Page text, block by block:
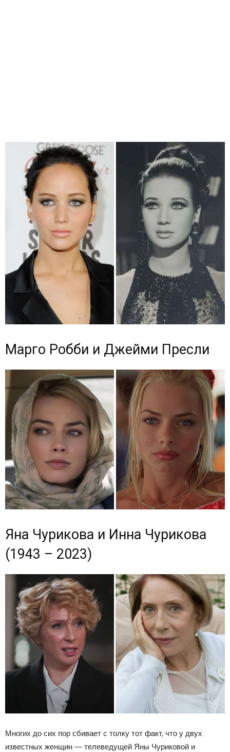
Марго Робби и Джейми Пресли
Яна Чурикова и Инна Чурикова
(1943 – 2023)
Многих до сих пор сбивает с толку тот факт, что у двух
известных женщин — телеведущей Яны Чуриковой и